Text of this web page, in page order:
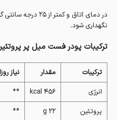
در دمای اتاق و
نگهداری شود.
ترکیبات پودر فست میل پر
ترکیبات مقدار
نیاز
انرژی
456 kcal
**
پروتئین
22 g
**